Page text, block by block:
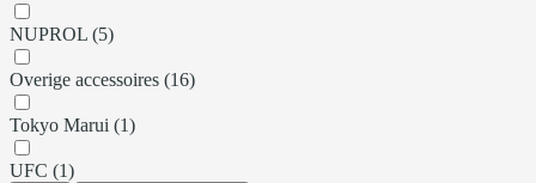
NUPROL (5)
Overige accessoires (16)
Tokyo Marui (1)
UFC (1)